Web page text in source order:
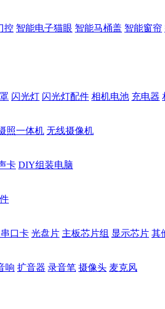
控 智能电子猫眼 智能马桶盖 智能窗帘
闪光灯 闪光灯配件 相机电池 充电器
照一体机 无线摄像机
卡 DIY组装电脑
口卡 光盘片 主板芯片组 显示芯片 其
响 扩音器 录音笔 摄像头 麦克风